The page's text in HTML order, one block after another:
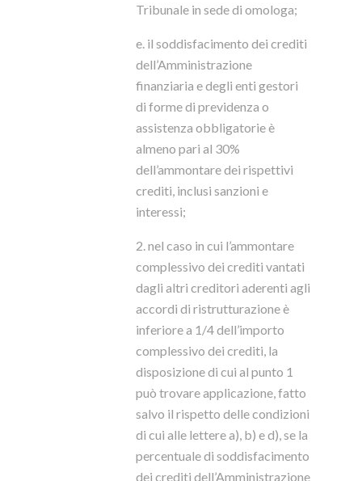
Tribunale in sede di omologa;
e. il soddisfacimento dei crediti
dell’Amministrazione
finanziaria e degli enti gestori
di forme di previdenza o
assistenza obbligatorie è
almeno pari al 30%
dell’ammontare dei rispettivi
crediti, inclusi sanzioni e
interessi;
2. nel caso in cui l’ammontare
complessivo dei crediti vantati
dagli altri creditori aderenti agli
accordi di ristrutturazione è
inferiore a 1/4 dell’importo
complessivo dei crediti, la
disposizione di cui al punto 1
può trovare applicazione, fatto
salvo il rispetto delle condizioni
di cui alle lettere a), b) e d), se la
percentuale di soddisfacimento
dei crediti dell’Amministrazione